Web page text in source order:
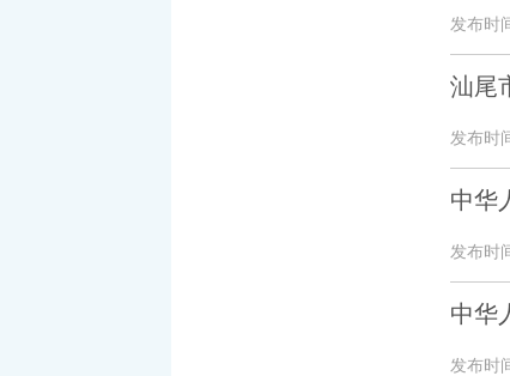
发布时
汕尾
发布时
中华
发布时
中华
发布时